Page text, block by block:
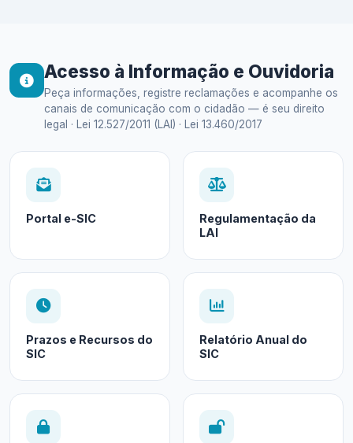
Acesso à Informação e Ouvidoria
Peça informações, registre reclamações e acompanhe os
canais de comunicação com o cidadão — é seu direito
legal · Lei 12.527/2011 (LAI) · Lei 13.460/2017
Portal e-SIC
Regulamentação da
LAI
Prazos e Recursos do
SIC
Relatório Anual do
SIC